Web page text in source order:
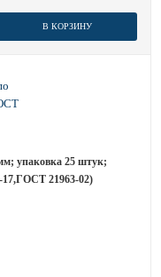
В КОРЗИНУ
упаковка 25 штук;
21963-02)